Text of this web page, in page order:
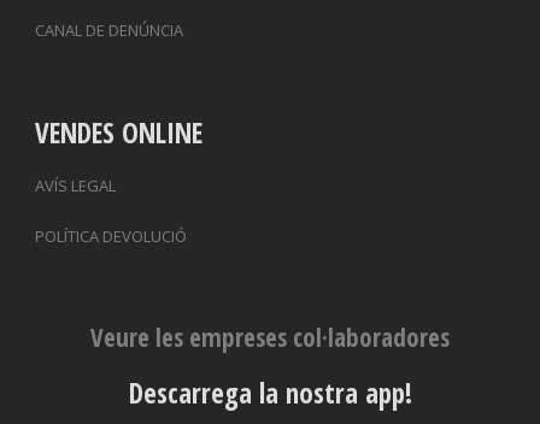
CANAL DE DENÚNCIA
VENDES ONLINE
AVÍS LEGAL
POLÍTICA DEVOLUCIÓ
Veure les empreses col·laboradores
Descarrega la nostra app!